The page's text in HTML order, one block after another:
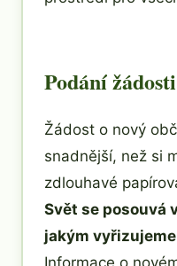
Podání žádosti
Žádost o nový
snadnější, než si
zdlouhavé
Svět se posouvá
jakým
Informace o